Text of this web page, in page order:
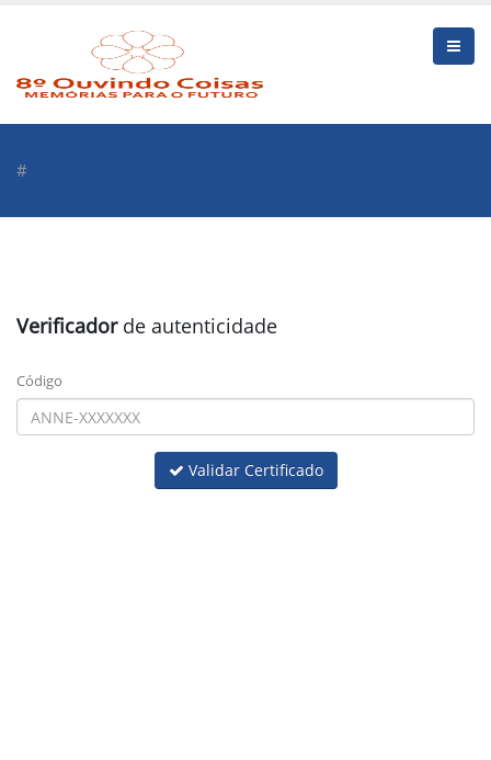
#
Verificadorde autenticidade
Código
Validar Certificado